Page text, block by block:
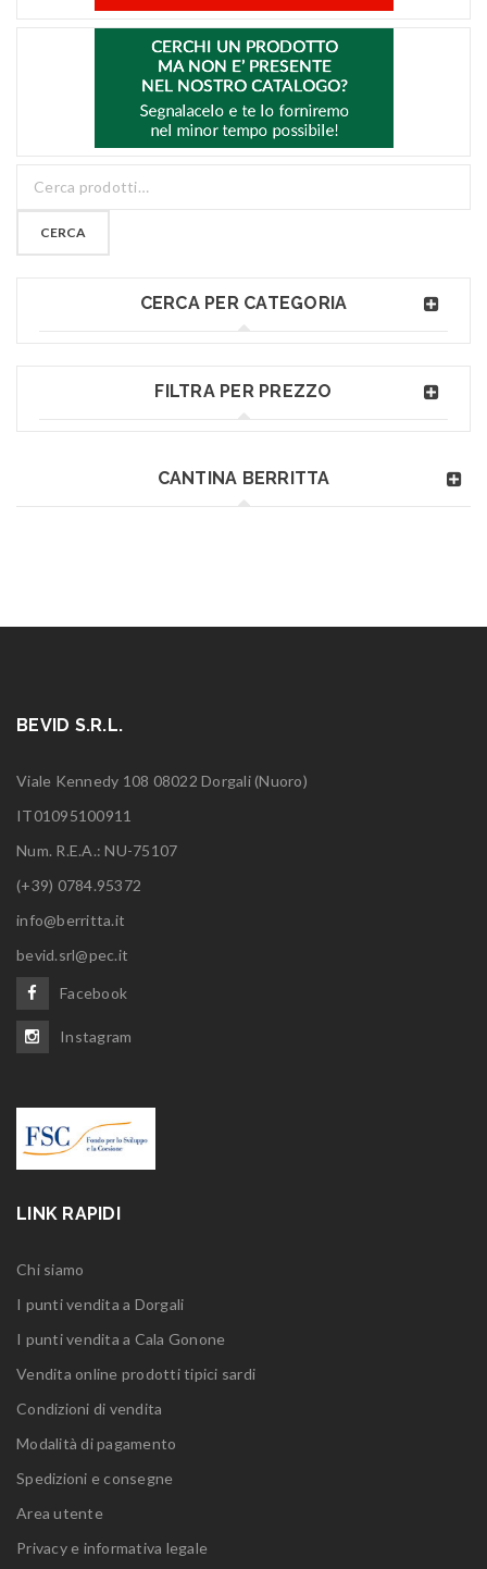
CERCA
CERCA PER CATEGORIA
FILTRA PER PREZZO
CANTINA BERRITTA
BEVID S.R.L.
Viale Kennedy 108 08022 Dorgali (Nuoro)
IT01095100911
Num. R.E.A.: NU-75107
(+39) 0784.95372
info@berritta.it
bevid.srl@pec.it
Facebook
Instagram
LINK RAPIDI
Chi siamo
I punti vendita a Dorgali
I punti vendita a Cala Gonone
Vendita online prodotti tipici sardi
Condizioni di vendita
Modalità di pagamento
Spedizioni e consegne
Area utente
Privacy e informativa legale